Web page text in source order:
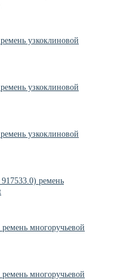
узкоклиновой
узкоклиновой
узкоклиновой
ремень
многоручьевой
многоручьевой